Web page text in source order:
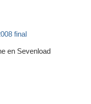
en Sevenload